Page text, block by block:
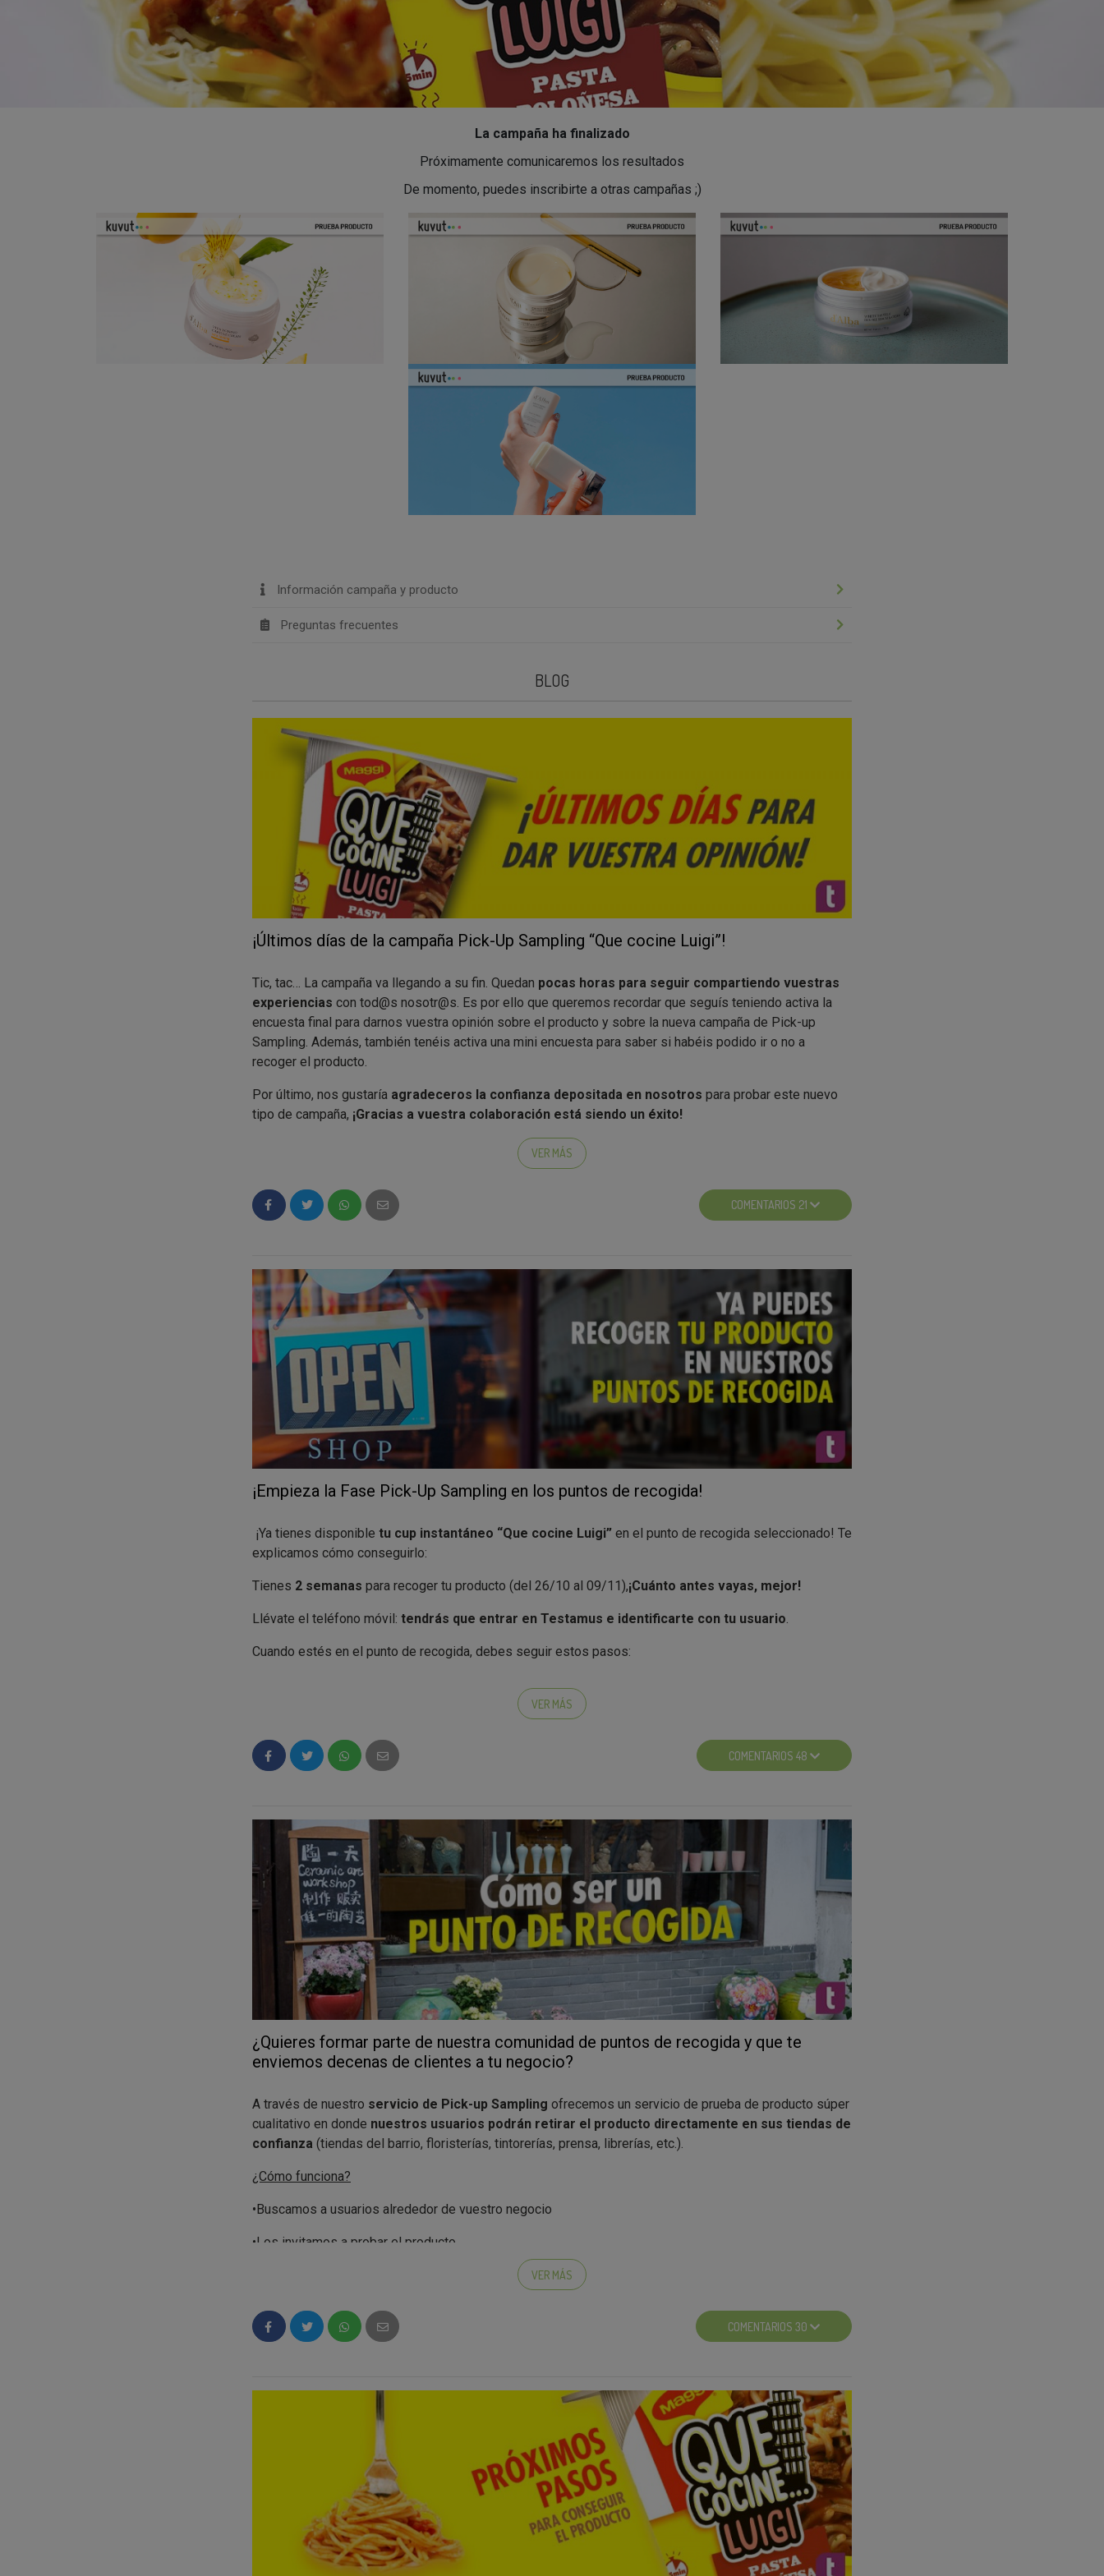
La campaña ha finalizado
Próximamente comunicaremos los resultados
De momento, puedes inscribirte a otras campañas ;)
Información campaña y producto
Preguntas frecuentes
BLOG
¡Últimos días de la campaña Pick-Up Sampling “Que cocine Luigi”!
Tic, tac… La campaña va llegando a su fin. Quedan pocas horas para seguir compartiendo vuestras
experiencias con tod@s nosotr@s. Es por ello que queremos recordar que seguís teniendo activa la
encuesta final para darnos vuestra opinión sobre el producto y sobre la nueva campaña de Pick-up
Sampling. Además, también tenéis activa una mini encuesta para saber si habéis podido ir o no a
recoger el producto.
Por último, nos gustaría agradeceros la confianza depositada en nosotros para probar este nuevo
tipo de campaña, ¡Gracias a vuestra colaboración está siendo un éxito!
VER MÁS
COMENTARIOS 21
¡Empieza la Fase Pick-Up Sampling en los puntos de recogida!
¡Ya tienes disponible tu cup instantáneo “Que cocine Luigi” en el punto de recogida seleccionado! Te
explicamos cómo conseguirlo:
Tienes 2 semanas para recoger tu producto (del 26/10 al 09/11),¡Cuánto antes vayas, mejor!
Llévate el teléfono móvil: tendrás que entrar en Testamus e identificarte con tu usuario.
Cuando estés en el punto de recogida, debes seguir estos pasos:
Mantén abierta la acción "PUNTO DE RECOGIDA" del proyecto de Testamus.
3- El responsable del negocio
¡Listo! Ya puedes probar tu producto :D
Recuerda que en la zona de participación de Testamus nos podrás dar tu opinión cuando lo hayas
probado
¿Teneis ganas de probar “Que cocine Luigi”?
VER MÁS
COMENTARIOS 48
¿Quieres formar parte de nuestra comunidad de puntos de recogida y que te
enviemos decenas de clientes a tu negocio?
A través de nuestro servicio de Pick-up Sampling ofrecemos un servicio de prueba de producto súper
cualitativo en donde nuestros usuarios podrán retirar el producto directamente en sus tiendas de
confianza (tiendas del barrio, floristerías, tintorerías, prensa, librerías, etc.).
¿Cómo funciona?
•Buscamos a usuarios alrededor de vuestro negocio
•Los invitamos a probar el producto
Los enviamos a vuestro negocio donde previamente hemos enviado una caja con producto
De una forma muy sencilla y rápida se le hace entrega del producto al cliente
Rapidez en gestionar el proceso de entrega del producto
Seriedad y profesionalidad de los encargados
¿Quieres más información? Escríbenos a rrhh@kuvut.com
VER MÁS
COMENTARIOS 30